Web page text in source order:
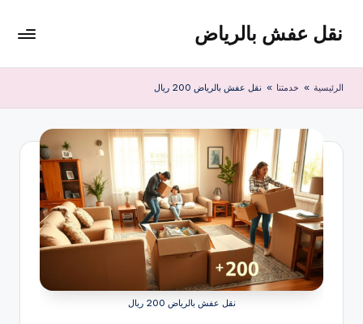
التجاوز
المحتوى
نقل عفش بالرياض
عفش
بالرياض
200
الرئيسية » خدمتنا » نقل عفش بالرياض 200 ريال
نقل عفش بالرياض 200 ريال